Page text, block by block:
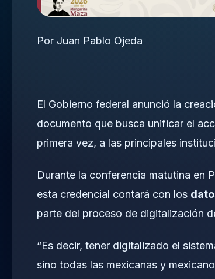
Por Juan Pablo Ojeda
El Gobierno federal anunció la
documento que busca unificar el
primera vez, a las principales
Durante la conferencia matutina en
esta credencial contará con los
parte del proceso de digitalización
“Es decir, tener digitalizado el
sino todas las mexicanas y